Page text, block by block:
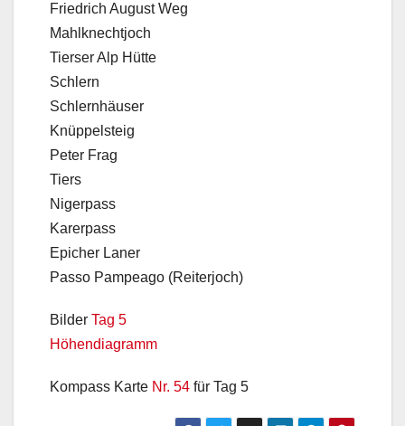
Friedrich August Weg
Mahlknechtjoch
Tierser Alp Hütte
Schlern
Schlernhäuser
Knüppelsteig
Peter Frag
Tiers
Nigerpass
Karerpass
Epicher Laner
Passo Pampeago (Reiterjoch)
Bilder Tag 5
Höhendiagramm
Kompass Karte Nr. 54 für Tag 5